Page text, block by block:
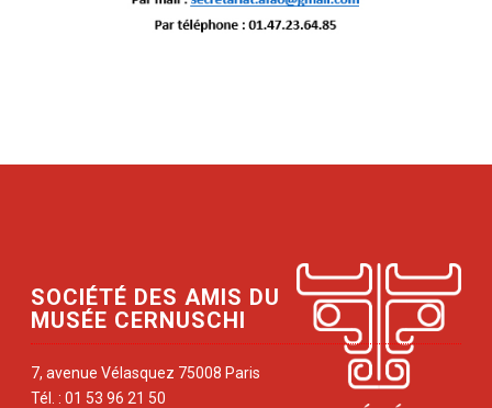
SOCIÉTÉ DES AMIS DU
MUSÉE CERNUSCHI
7, avenue Vélasquez 75008 Paris
Tél. : 01 53 96 21 50